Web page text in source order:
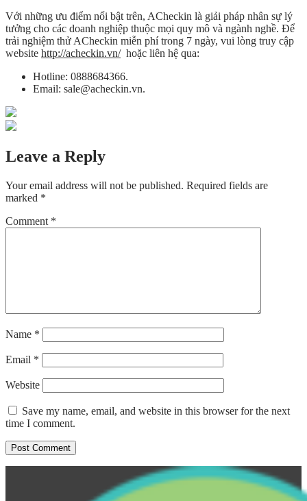
Với những ưu điểm nổi bật trên, ACheckin là giải pháp nhân sự lý
tưởng cho các doanh nghiệp thuộc mọi quy mô và ngành nghề. Để
trải nghiệm thử ACheckin miễn phí trong 7 ngày, vui lòng truy cập
website http://acheckin.vn/hoặc liên hệ qua:
Hotline: 0888684366.
Email: sale@acheckin.vn.
Leave a Reply
Your email address will not be published. Required fields are
marked *
Comment *
Name *
Email *
Website
Save my name, email, and website in this browser for the next
time I comment.